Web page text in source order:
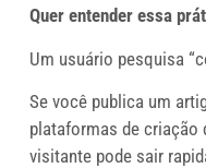
Quer entender essa
Um usuário pesquisa
Se você publica um
plataformas de criação
visitante pode sair